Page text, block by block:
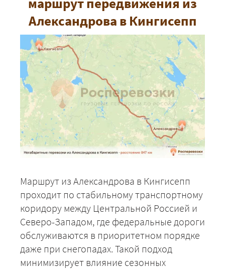
Александрова в Кингисепп
Маршрут из Александрова в Кингисепп
проходит по стабильному транспортному
коридору между Центральной Россией и
Северо-Западом, где федеральные дороги
обслуживаются в приоритетном порядке
даже при снегопадах. Такой подход
минимизирует влияние сезонных